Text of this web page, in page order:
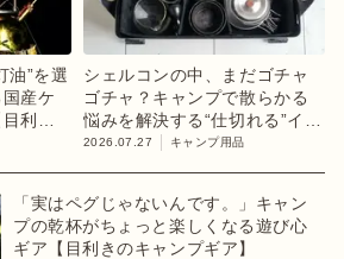
油”を選
産ケ
利き
シェルコンの中、まだゴチャ
ゴチャ？キャンプで散らかる
悩みを解決する“仕切れる”イン
ナーケース
2026.07.27 キャンプ用品
「実はペグじゃないんです。」キャン
プの乾杯がちょっと楽しくなる遊び心
ギア【目利きのキャンプギア】